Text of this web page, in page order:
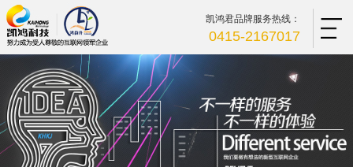
凯鸿君品牌服务热线：
0415-2167017